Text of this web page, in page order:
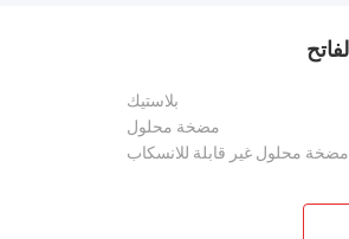
بلاستيك
مضخة محلول
مضخة محلول غير قابلة للانسكاب